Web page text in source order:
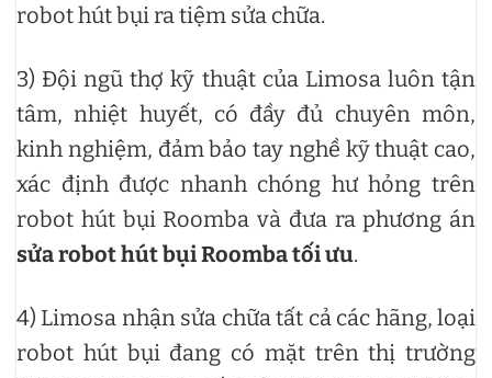
robot hút bụi ra tiệm sửa chữa.
3) Đội ngũ thợ kỹ thuật của Limosa luôn tận
tâm, nhiệt huyết, có đầy đủ chuyên môn,
kinh nghiệm, đảm bảo tay nghề kỹ thuật cao,
xác định được nhanh chóng hư hỏng trên
robot hút bụi Roomba và đưa ra phương án
sửa robot hút bụi Roomba tối ưu.
4) Limosa nhận sửa chữa tất cả các hãng, loại
robot hút bụi đang có mặt trên thị trường